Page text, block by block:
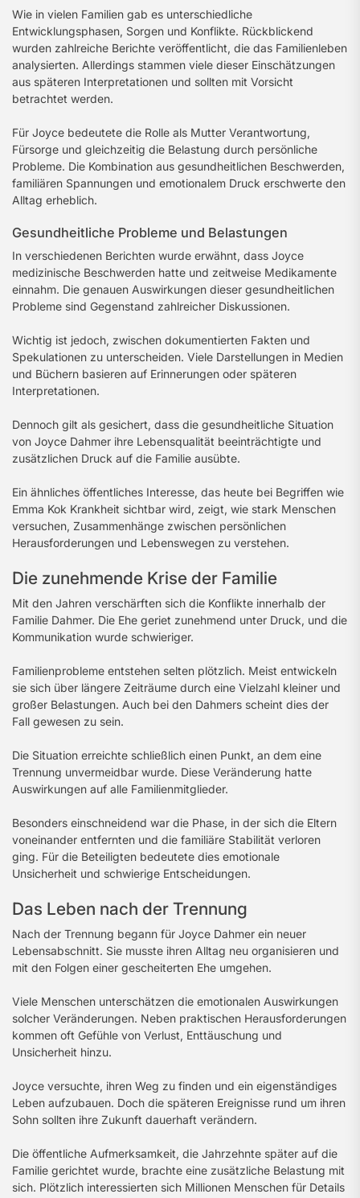
Wie in vielen Familien gab es unterschiedliche
Entwicklungsphasen, Sorgen und Konflikte. Rückblickend
wurden zahlreiche Berichte veröffentlicht, die das Familienleben
analysierten. Allerdings stammen viele dieser Einschätzungen
aus späteren Interpretationen und sollten mit Vorsicht
betrachtet werden.
Für Joyce bedeutete die Rolle als Mutter Verantwortung,
Fürsorge und gleichzeitig die Belastung durch persönliche
Probleme. Die Kombination aus gesundheitlichen Beschwerden,
familiären Spannungen und emotionalem Druck erschwerte den
Alltag erheblich.
Gesundheitliche Probleme und Belastungen
In verschiedenen Berichten wurde erwähnt, dass Joyce
medizinische Beschwerden hatte und zeitweise Medikamente
einnahm. Die genauen Auswirkungen dieser gesundheitlichen
Probleme sind Gegenstand zahlreicher Diskussionen.
Wichtig ist jedoch, zwischen dokumentierten Fakten und
Spekulationen zu unterscheiden. Viele Darstellungen in Medien
und Büchern basieren auf Erinnerungen oder späteren
Interpretationen.
Dennoch gilt als gesichert, dass die gesundheitliche Situation
von Joyce Dahmer ihre Lebensqualität beeinträchtigte und
zusätzlichen Druck auf die Familie ausübte.
Ein ähnliches öffentliches Interesse, das heute bei Begriffen wie
Emma Kok Krankheit sichtbar wird, zeigt, wie stark Menschen
versuchen, Zusammenhänge zwischen persönlichen
Herausforderungen und Lebenswegen zu verstehen.
Die zunehmende Krise der Familie
Mit den Jahren verschärften sich die Konflikte innerhalb der
Familie Dahmer. Die Ehe geriet zunehmend unter Druck, und die
Kommunikation wurde schwieriger.
Familienprobleme entstehen selten plötzlich. Meist entwickeln
sie sich über längere Zeiträume durch eine Vielzahl kleiner und
großer Belastungen. Auch bei den Dahmers scheint dies der
Fall gewesen zu sein.
Die Situation erreichte schließlich einen Punkt, an dem eine
Trennung unvermeidbar wurde. Diese Veränderung hatte
Auswirkungen auf alle Familienmitglieder.
Besonders einschneidend war die Phase, in der sich die Eltern
voneinander entfernten und die familiäre Stabilität verloren
ging. Für die Beteiligten bedeutete dies emotionale
Unsicherheit und schwierige Entscheidungen.
Das Leben nach der Trennung
Nach der Trennung begann für Joyce Dahmer ein neuer
Lebensabschnitt. Sie musste ihren Alltag neu organisieren und
mit den Folgen einer gescheiterten Ehe umgehen.
Viele Menschen unterschätzen die emotionalen Auswirkungen
solcher Veränderungen. Neben praktischen Herausforderungen
kommen oft Gefühle von Verlust, Enttäuschung und
Unsicherheit hinzu.
Joyce versuchte, ihren Weg zu finden und ein eigenständiges
Leben aufzubauen. Doch die späteren Ereignisse rund um ihren
Sohn sollten ihre Zukunft dauerhaft verändern.
Die öffentliche Aufmerksamkeit, die Jahrzehnte später auf die
Familie gerichtet wurde, brachte eine zusätzliche Belastung mit
sich. Plötzlich interessierten sich Millionen Menschen für Details